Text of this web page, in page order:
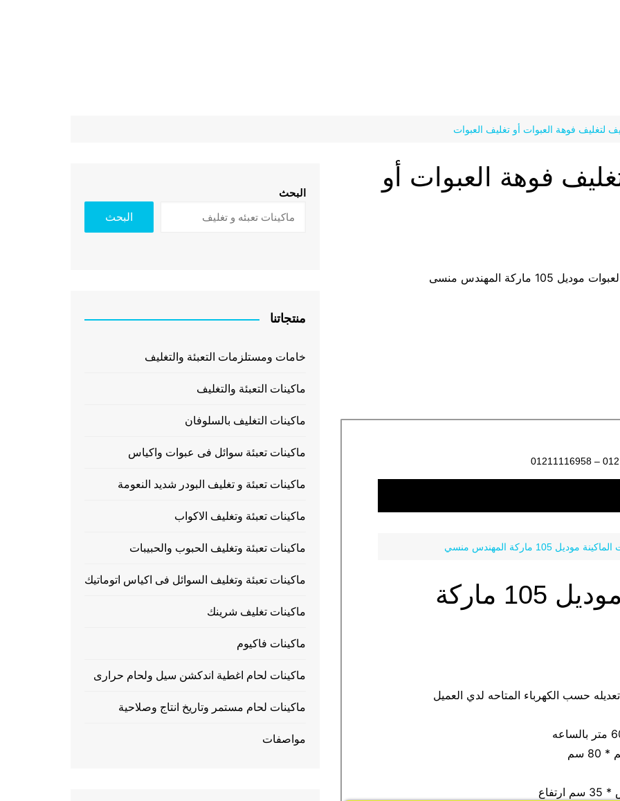
لتغليف فوهة العبوات أو تغليف العبوات
فوهة العبوات أو
المهندس منسى
البحث
البحث
منتجاتنا
خامات ومستلزمات التعبئة والتغليف
ماكينات التعبئة والتغليف
ماكينات التغليف بالسلوفان
ماكينات تعبئة سوائل فى عبوات واكياس
ماكينات تعبئة و تغليف البودر شديد النعومة
ماكينات تعبئة وتغليف الاكواب
ماكينات تعبئة وتغليف الحبوب والحبيبات
ماكينات تعبئة وتغليف السوائل فى اكياس اتوماتيك
ماكينات تغليف شرينك
ماكينات فاكيوم
ماكينات لحام اغطية اندكشن سيل ولحام حرارى
ماكينات لحام مستمر وتاريخ انتاج وصلاحية
مواصفات